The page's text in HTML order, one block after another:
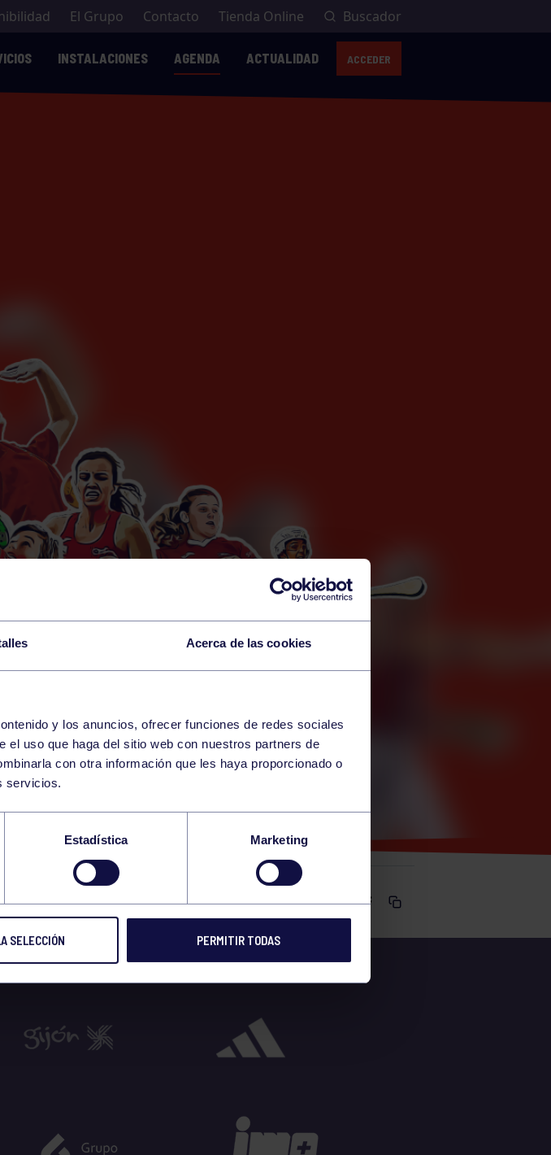
Acerca de las cookies
y los anuncios, ofrecer funciones de redes sociales
uso que haga del sitio web con nuestros partners de
con otra información que les haya proporcionado o
servicios.
Estadística Marketing
SELECCIÓN PERMITIR TODAS
El Grupo Contacto Tienda Online Buscador
INSTALACIONES AGENDA ACTUALIDAD ACCEDER
Comparte